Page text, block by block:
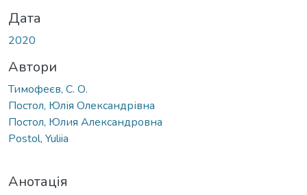
Дата
2020
Автори
Тимофеєв, С. О.
Постол, Юлія Олександрівна
Постол, Юлия Александровна
Postol, Yuliia
Анотація